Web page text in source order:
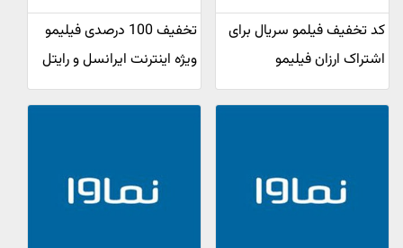
کد تخفیف فیلمو سریال برای
اشتراک ارزان فیلیمو
تخفیف 100 درصدی فیلیمو
ویژه اینترنت ایرانسل و رایتل